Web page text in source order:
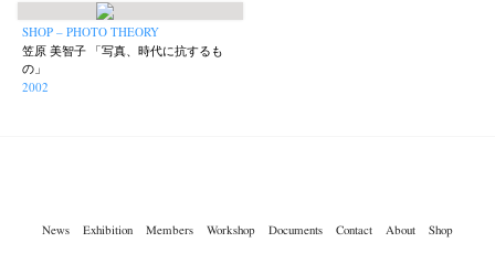
SHOP – PHOTO THEORY
笠原 美智子 「写真、時代に抗するも
の」
2002
News Exhibition Members Workshop Documents Contact About Shop